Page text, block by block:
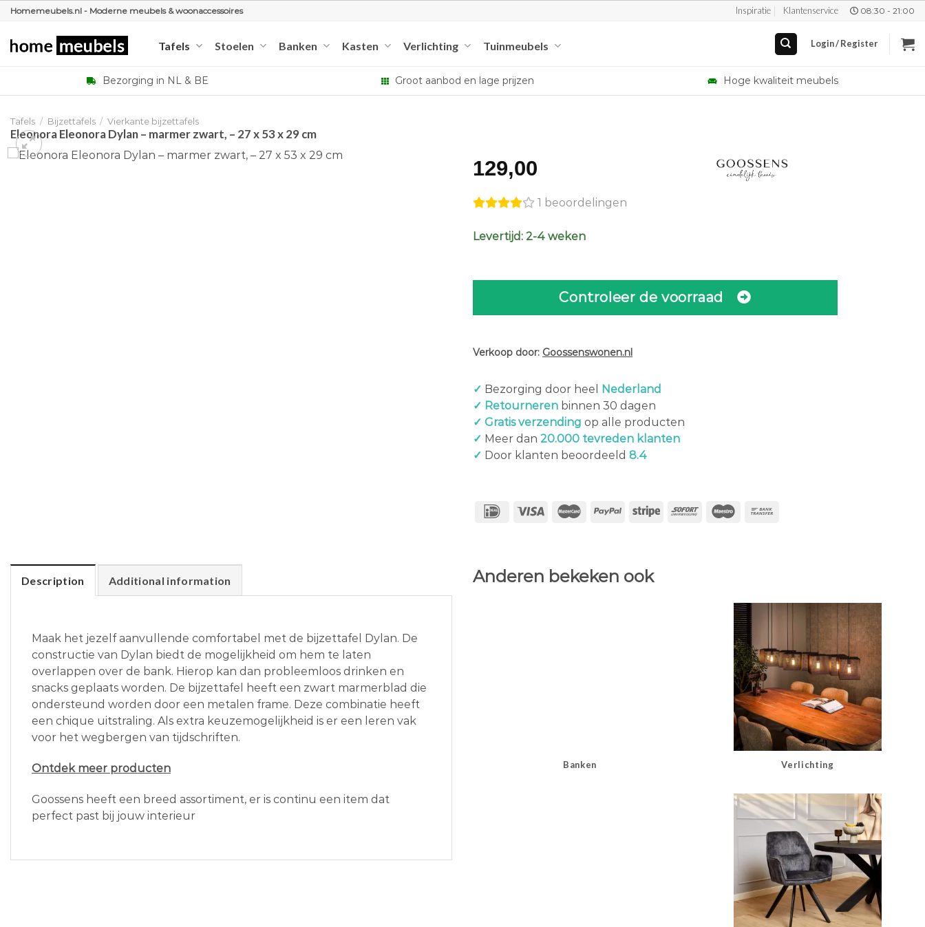
Ga
inhoud
Homemeubels.nl - Moderne meubels & woonaccessoires Inspiratie Klantenservice 08:30 - 21:00
Tafels Stoelen Banken Kasten Verlichting Tuinmeubels Login / Register
Bezorging in NL & BE Groot aanbod en lage prijzen Hoge kwaliteit meubels
Tafels / Bijzettafels / Vierkante bijzettafels
Eleonora Eleonora Dylan – marmer zwart, – 27 x 53 x 29 cm
129,00
1 beoordelingen
Levertijd: 2-4 weken
Controleer de voorraad
Verkoop door: Goossenswonen.nl
✓ Bezorging door heel
Nederland
✓ Retourneren binnen 30 dagen
✓ Gratis verzending op alle producten
✓ Meer dan 20.000 tevreden klanten
✓ Door klanten beoordeeld 8.4
Description Additional information
Maak het jezelf aanvullende comfortabel met de bijzettafel Dylan. De
constructie van Dylan biedt de mogelijkheid om hem te laten
overlappen over de bank. Hierop kan dan probleemloos drinken en
snacks geplaats worden. De bijzettafel heeft een zwart marmerblad die
ondersteund worden door een metalen frame. Deze combinatie heeft
een chique uitstraling. Als extra keuzemogelijkheid is er een leren vak
voor het wegbergen van tijdschriften.
Ontdek meer producten
Goossens heeft een breed assortiment, er is continu een item dat
perfect past bij jouw interieur
Anderen bekeken ook
Banken Verlichting